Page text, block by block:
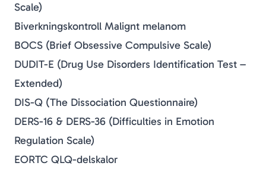
Scale)
Biverkningskontroll Malignt melanom
BOCS (Brief Obsessive Compulsive Scale)
DUDIT-E (Drug Use Disorders Identification Test –
Extended)
DIS-Q (The Dissociation Questionnaire)
DERS-16 & DERS-36 (Difficulties in Emotion
Regulation Scale)
EORTC QLQ-delskalor